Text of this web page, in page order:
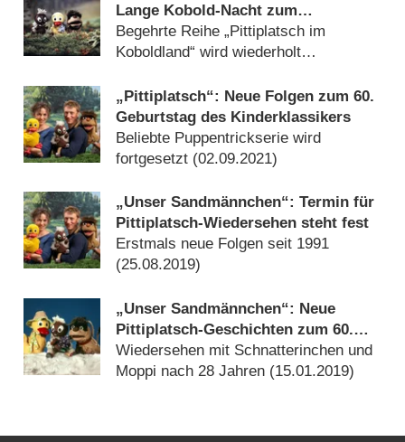
Lange Kobold-Nacht zum
Geburtstag
Begehrte Reihe „Pittiplatsch im
Koboldland“ wird wiederholt
„Pittiplatsch“: Neue Folgen zum 60.
Geburtstag des Kinderklassikers
Beliebte Puppentrickserie wird
fortgesetzt (02.09.2021)
„Unser Sandmännchen“: Termin für
Pittiplatsch-Wiedersehen steht fest
Erstmals neue Folgen seit 1991
(25.08.2019)
„Unser Sandmännchen“: Neue
Pittiplatsch-Geschichten zum 60.
Geburtstag
Wiedersehen mit Schnatterinchen und
Moppi nach 28 Jahren (15.01.2019)